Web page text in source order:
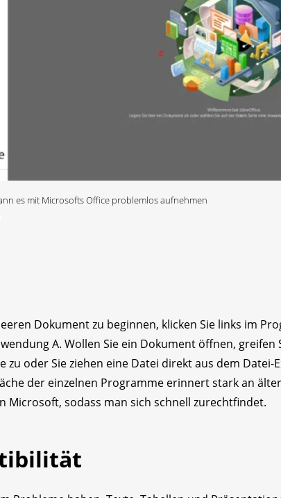
es mit Microsofts Office problemlos aufnehmen
Dokument zu beginnen, klicken Sie links im
A. Wollen Sie ein Dokument öffnen, greifen
zu oder Sie ziehen eine Datei direkt aus dem Datei-
der einzelnen Programme erinnert stark an
Microsoft, sodass man sich schnell zurechtfindet.